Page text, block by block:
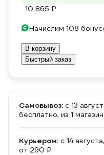
10 865 ₽
Начислим 108
В корзину
Быстрый заказ
Самовывоз: c 13
бесплатно, из 1
Курьером: c 14 августа,
от 290 ₽